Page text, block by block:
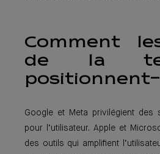
Comment
de la
positionnent-
Google et Meta privilégient des
pour l’utilisateur. Apple et
des outils qui amplifient